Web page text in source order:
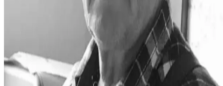
O nás HistóriaÚspechyIskra Aréna
Kontakt
Novinky
Mládež